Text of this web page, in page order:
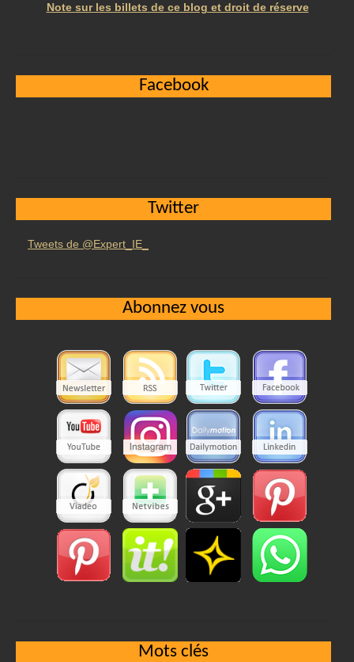
Note sur les billets de ce blog et droit de réserve
Facebook
Twitter
Tweets de @Expert_IE_
Abonnez vous
Mots clés